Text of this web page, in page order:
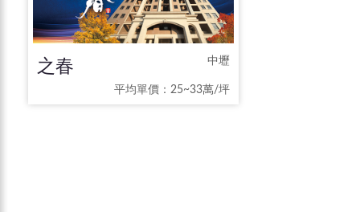
之春 中壢
平均單價：25~33萬/坪